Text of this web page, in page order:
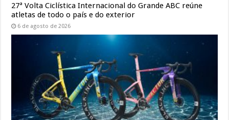
27ª Volta Ciclística Internacional do Grande ABC reúne
atletas de todo o país e do exterior
6 de agosto de 2026